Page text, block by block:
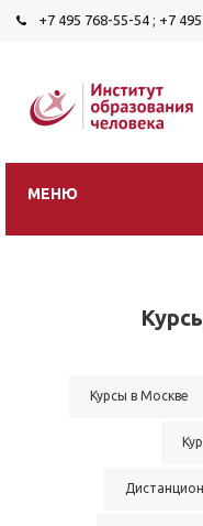
+7 495 768-55-54 ; +7
МЕНЮ
Курсы в Москве